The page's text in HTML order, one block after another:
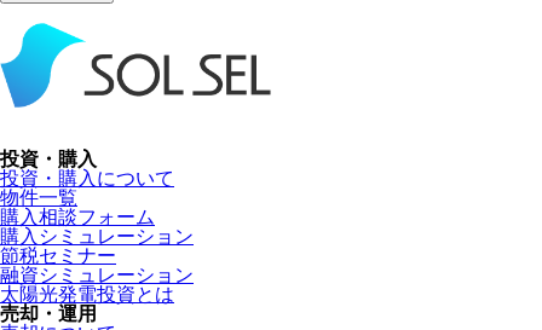
投資・購入
投資・購入について
物件一覧
購入相談フォーム
購入シミュレーション
節税セミナー
融資シミュレーション
太陽光発電投資とは
売却・運用